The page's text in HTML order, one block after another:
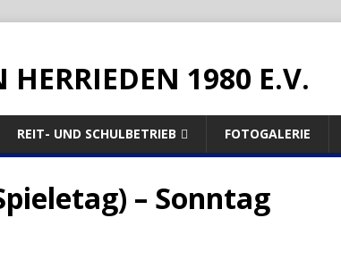
1980 E.V.
REIT- UND SCHULBETRIEB FOTOGALERIE
– Sonntag